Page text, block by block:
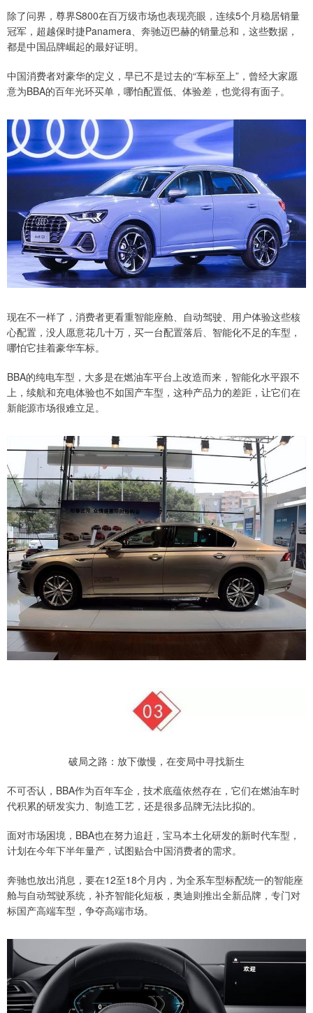
除了问界，尊界S800在百万级市场也表现亮眼，连续5个月稳居销量
冠军，超越保时捷Panamera、奔驰迈巴赫的销量总和，这些数据，
都是中国品牌崛起的最好证明。
中国消费者对豪华的定义，早已不是过去的“车标至上”，曾经大家愿
意为BBA的百年光环买单，哪怕配置低、体验差，也觉得有面子。
现在不一样了，消费者更看重智能座舱、自动驾驶、用户体验这些核
心配置，没人愿意花几十万，买一台配置落后、智能化不足的车型，
哪怕它挂着豪华车标。
BBA的纯电车型，大多是在燃油车平台上改造而来，智能化水平跟不
上，续航和充电体验也不如国产车型，这种产品力的差距，让它们在
新能源市场很难立足。
破局之路：放下傲慢，在变局中寻找新生
不可否认，BBA作为百年车企，技术底蕴依然存在，它们在燃油车时
代积累的研发实力、制造工艺，还是很多品牌无法比拟的。
面对市场困境，BBA也在努力追赶，宝马本土化研发的新时代车型，
计划在今年下半年量产，试图贴合中国消费者的需求。
奔驰也放出消息，要在12至18个月内，为全系车型标配统一的智能座
舱与自动驾驶系统，补齐智能化短板，奥迪则推出全新品牌，专门对
标国产高端车型，争夺高端市场。